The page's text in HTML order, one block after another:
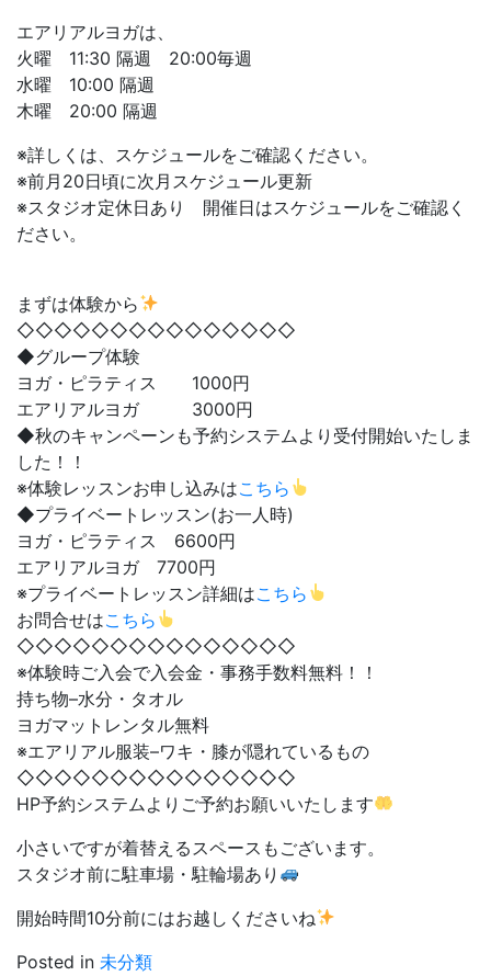
エアリアルヨガは、
火曜 11:30 隔週 20:00毎週
水曜 10:00 隔週
木曜 20:00 隔週
※詳しくは、スケジュールをご確認ください。
※前月20日頃に次月スケジュール更新
※スタジオ定休日あり 開催日はスケジュールをご確認く
ださい。
まずは体験から
◇◇◇◇◇◇◇◇◇◇◇◇◇◇◇
◆グループ体験
ヨガ・ピラティス 1000円
エアリアルヨガ 3000円
◆秋のキャンペーンも予約システムより受付開始いたしま
した！！
※体験レッスンお申し込みはこちら
◆プライベートレッスン(お一人時)
ヨガ・ピラティス 6600円
エアリアルヨガ 7700円
※プライベートレッスン詳細はこちら
お問合せはこちら
◇◇◇◇◇◇◇◇◇◇◇◇◇◇◇
※体験時ご入会で入会金・事務手数料無料！！
持ち物–水分・タオル
ヨガマットレンタル無料
※エアリアル服装–ワキ・膝が隠れているもの
◇◇◇◇◇◇◇◇◇◇◇◇◇◇◇
HP予約システムよりご予約お願いいたします
小さいですが着替えるスペースもございます。
スタジオ前に駐車場・駐輪場あり
開始時間10分前にはお越しくださいね
Posted in 未分類